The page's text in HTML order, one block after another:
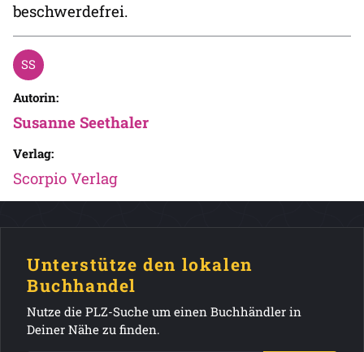
beschwerdefrei.
Autorin:
Susanne Seethaler
Verlag:
Scorpio Verlag
Unterstütze den lokalen
Buchhandel
Nutze die PLZ-Suche um einen Buchhändler in
Deiner Nähe zu finden.